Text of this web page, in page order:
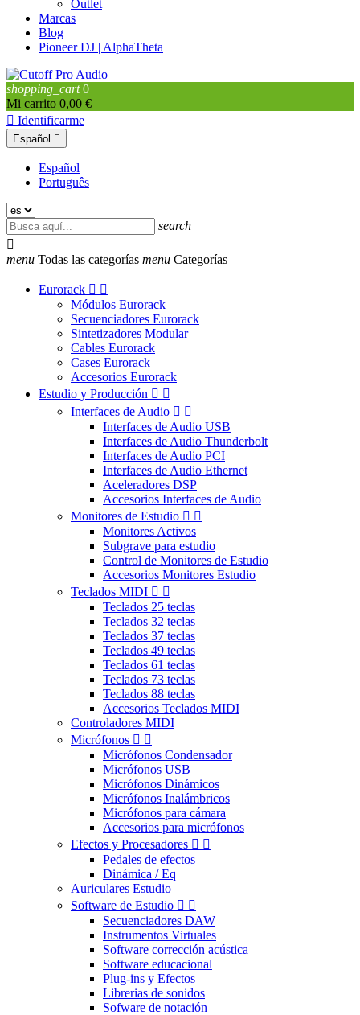
Outlet
Marcas
Blog
Pioneer DJ | AlphaTheta
shopping_cart 0
Mi carrito 0,00 €
 Identificarme
Español 
Español
Português
search

menu Todas las categorías menu Categorías
Eurorack  
Módulos Eurorack
Secuenciadores Eurorack
Sintetizadores Modular
Cables Eurorack
Cases Eurorack
Accesorios Eurorack
Estudio y Producción  
Interfaces de Audio  
Interfaces de Audio USB
Interfaces de Audio Thunderbolt
Interfaces de Audio PCI
Interfaces de Audio Ethernet
Aceleradores DSP
Accesorios Interfaces de Audio
Monitores de Estudio  
Monitores Activos
Subgrave para estudio
Control de Monitores de Estudio
Accesorios Monitores Estudio
Teclados MIDI  
Teclados 25 teclas
Teclados 32 teclas
Teclados 37 teclas
Teclados 49 teclas
Teclados 61 teclas
Teclados 73 teclas
Teclados 88 teclas
Accesorios Teclados MIDI
Controladores MIDI
Micrófonos  
Micrófonos Condensador
Micrófonos USB
Micrófonos Dinámicos
Micrófonos Inalámbricos
Micrófonos para cámara
Accesorios para micrófonos
Efectos y Procesadores  
Pedales de efectos
Dinámica / Eq
Auriculares Estudio
Software de Estudio  
Secuenciadores DAW
Instrumentos Virtuales
Software corrección acústica
Software educacional
Plug-ins y Efectos
Librerias de sonidos
Sofware de notación